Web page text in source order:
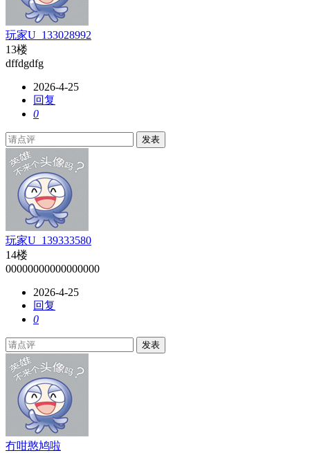
玩家U_133028992
13楼
dffdgdfg
2026-4-25
回复
0
发表
玩家U_139333580
14楼
00000000000000000
2026-4-25
回复
0
发表
冇咁憨鸠啦